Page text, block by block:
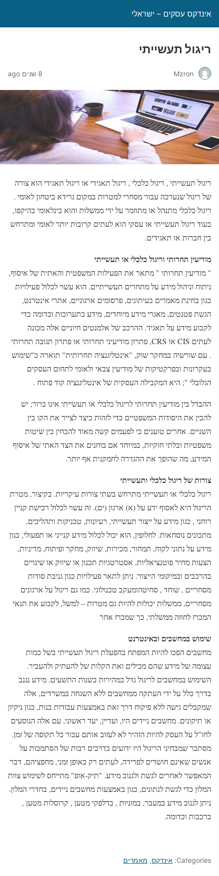
אינדקס עסקים – ישראלי
ריגול תעשייתי
Mzron 8 שנים ago
ריגול תעשייתי , ריגול כלכלי , ריגול תאגידי או ריגול תאגידי הוא צורה
של ריגול שנערכה עבור מסחרי למטרות במקום גרידא ביטחון לאומי .
ריגול כלכלי מתנהל או מתוזמר על ידי ממשלות והוא בינלאומי בהיקפו,
בעוד ריגול תעשייתי או עסקי הוא לעתים קרובות יותר לאומי ומתרחש
בין חברות או תאגידים.
מודיעין תחרותי וריגול כלכלי או תעשייתי
" מודיעין תחרותי " מתאר את הפעילות המשפטית והאתית של איסוף,
ניתוח וניהול מידע על מתחרים תעשייתיים. הוא עשוי לכלול פעילויות
כגון בחינת מאמרים בעיתונים, פרסומים ארגוניים, אתרי אינטרנט,
הגשת פטנטים, מאגרי מידע מיוחדים, מידע בתערוכות וכדומה כדי
לקבוע מידע על תאגיד. ההרכב של אלמנטים חיוניים אלה מכונה
לעתים CIS או CRS, פתרון מודיעיני תחרותי או פתרון תגובה תחרותי
. עם שורשיה במחקר שוק, "אינטליגנציה תחרותית" תוארה כ"שימוש
בעקרונות ובפרקטיקות של מודיעין צבאי ולאומי לתחום העסקים
הגלובלי "; היא המקבילה העסקית של אינטליגנציה קוד פתוח .
ההבדל בין מודיעין תחרותי לריגול כלכלי או תעשייתי אינו ברור; יש
להבין את היסודות המשפטיים כדי לזהות כיצד לצייר את הקו בין
השניים. אחרים טוענים כי לפעמים קשה מאוד להבחין בין שיטות
משפטיות ובלתי חוקיות, במיוחד אם בוחנים את הצד האתי של איסוף
המידע, מה שהופך את ההגדרה לחמקנית אף יותר.
צורות של ריגול כלכלי ותעשייתי
ריגול כלכלי או תעשייתי מתרחש בשתי צורות עיקריות. בקיצור, מטרת
הריגול היא לאסוף ידע על (א) ארגון (ים). זה עשוי לכלול רכישת קניין
רוחני , כגון מידע על ייצור תעשייתי, רעיונות, טכניקות ותהליכים,
מתכונים נוסחאות. לחלופין, הוא יכול לכלול מידע קנייני או תפעולי, כגון
מידע על נתוני לקוח, תמחור, מכירות, שיווק, מחקר ופיתוח, מדיניות,
הצעות מחיר פוטנציאליות, אסטרטגיות תכנון או שיווק או שינויים
בהרכבים ובמיקומי הייצור. ניתן לתאר פעילויות כגון גניבת סודות
מסחריים , שוחד , סחיטהומעקב טכנולוגי. כמו גם ריגול על ארגונים
מסחריים, ממשלות יכולות להיות גם מטרות – למשל, לקבוע את תנאי
המכרז לחוזה ממשלתי, כך שמכרז אחר
שימוש במחשבים ובאינטרנט
מחשבים הפכו להיות המפתח בהפעלת ריגול תעשייתי בשל כמות
עצומה של מידע שהם מכילים ואת הקלות של להעתיק ולהעביר.
השימוש במחשבים לריגול גדל במהירות בשנות התשעים. מידע נגנב
בדרך כלל על ידי העתקה ממחשבים ללא השגחה במשרדים, אלה
שמקבלים גישה ללא פיקוח דרך זאת באמצעות עבודות בנות, כגון ניקיון
או תיקונים. מחשבים ניידים היו, ועדיין, יעד ראשוני, עם אלה הנוסעים
לחו"ל על העסק להיות הזהיר לא לעזוב אותם עבור כל תקופה של זמן.
מסתבר שמבחיני הריגול היו ידועים בדרכים רבות של הסתמכות על
אנשים שאינם חושדים לפרידה, לעתים רק באופן זמני, מחפציהם, דבר
המאפשר לאחרים לגשת ולגנוב מידע. "תיק-אופ" מתייחס לשימוש צוות
המלון כדי לגשת לנתונים, כגון באמצעות מחשבים ניידים, בחדרי המלון.
ניתן לגנוב מידע במעבר, במוניות , בדלפקי מטען , קרוסלות מטען ,
ברכבות וכדומה.
Categories: אינדקס, מאמרים